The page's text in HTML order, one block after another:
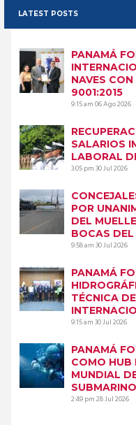
LATEST POSTS
PANAMÁ
NAVES
9001:2015
9:15 am06 Ago 2026
SALARIOS
LABORAL
3:05 pm30 Jul 2026
POR
DEL
BOCAS
9:58 am30 Jul 2026
PANAMÁ
TÉCNICA
9:15 am30 Jul 2026
PANAMÁ
COMO HUB
MUNDIAL
2:49 pm28 Jul 2026